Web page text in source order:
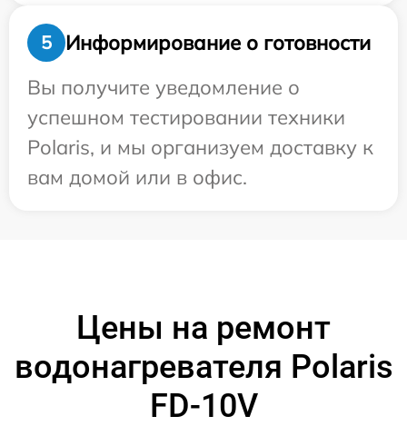
5
Информирование о готовности
Вы получите уведомление о
успешном тестировании техники
Polaris, и мы организуем доставку к
вам домой или в офис.
Цены на ремонт
водонагревателя Polaris
FD-10V